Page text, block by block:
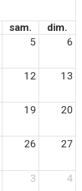
sam.
dim.
5 6
12 13
19 20
26 27
3 4